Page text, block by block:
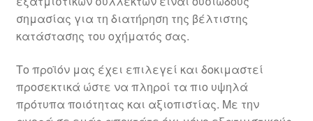
σημασίας για τη διατήρηση της βέλτιστης
κατάστασης του οχήματός σας.
Το προϊόν μας έχει επιλεγεί και δοκιμαστεί
προσεκτικά ώστε να πληροί τα πιο υψηλά
πρότυπα ποιότητας και αξιοπιστίας. Με την